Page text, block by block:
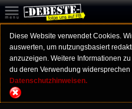
Diese Website verwendet Cookies.
auswerten, um nutzungsbasiert
anzuzeigen. Weitere Informationen
du deren Verwendung
Datenschutzhinweisen.